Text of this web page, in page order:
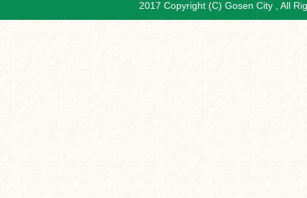
2017 Copyright (C) Gosen City , All